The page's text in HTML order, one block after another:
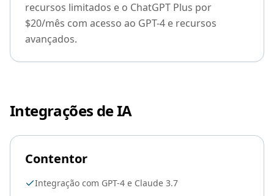
recursos limitados e o ChatGPT Plus por
$20/mês com acesso ao GPT-4 e recursos
avançados.
Integrações de IA
Contentor
Integração com GPT-4 e Claude 3.7